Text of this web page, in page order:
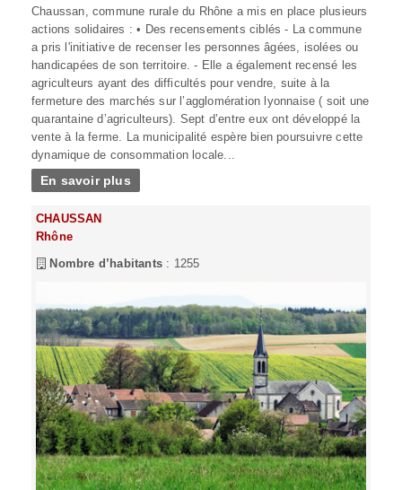
Chaussan, commune rurale du Rhône a mis en place plusieurs
actions solidaires : • Des recensements ciblés - La commune
a pris l'initiative de recenser les personnes âgées, isolées ou
handicapées de son territoire. - Elle a également recensé les
agriculteurs ayant des difficultés pour vendre, suite à la
fermeture des marchés sur l’agglomération lyonnaise ( soit une
quarantaine d’agriculteurs). Sept d’entre eux ont développé la
vente à la ferme. La municipalité espère bien poursuivre cette
dynamique de consommation locale...
En savoir plus
CHAUSSAN
Rhône
Nombre d’habitants : 1255